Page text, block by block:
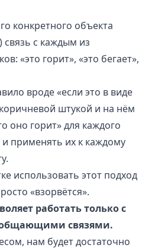
конкретного объекта
связь с каждым из
«это горит», «это бегает»,
вроде «если это в виде
штукой и на нём
оно горит» для каждого
применять их к каждому
использовать этот подход
«взорвётся».
работать только с
связями.
нам будет достаточно